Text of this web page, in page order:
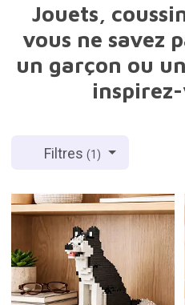
Jouets,
vous ne savez
un garçon ou
Filtres(1)